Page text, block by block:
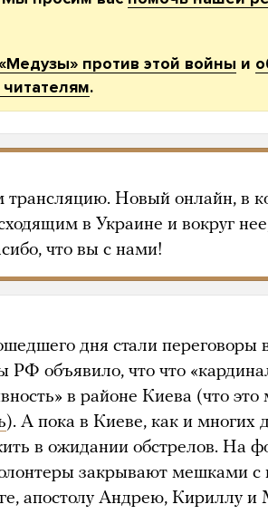
против этой войны и
.
Новый онлайн, в
в Украине и вокруг
что вы с нами!
дня стали переговоры
объявило, что что
в районе Киева (что это
). А пока в Киеве, как и многих
в ожидании обстрелов. На
закрывают мешками с
апостолу Андрею, Кириллу